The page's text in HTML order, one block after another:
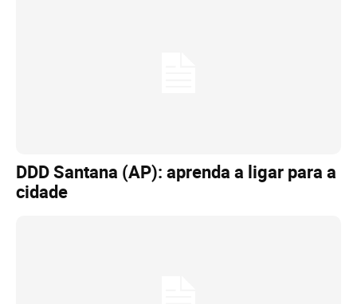
DDD Santana (AP): aprenda a ligar para a
cidade